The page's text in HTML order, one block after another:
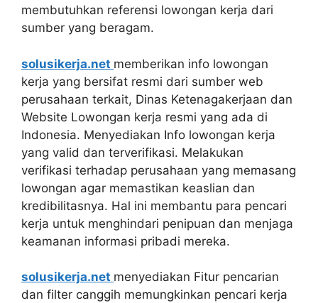
membutuhkan referensi lowongan kerja dari
sumber yang beragam.
solusikerja.net memberikan info lowongan
kerja yang bersifat resmi dari sumber web
perusahaan terkait, Dinas Ketenagakerjaan dan
Website Lowongan kerja resmi yang ada di
Indonesia. Menyediakan Info lowongan kerja
yang valid dan terverifikasi. Melakukan
verifikasi terhadap perusahaan yang memasang
lowongan agar memastikan keaslian dan
kredibilitasnya. Hal ini membantu para pencari
kerja untuk menghindari penipuan dan menjaga
keamanan informasi pribadi mereka.
solusikerja.net menyediakan Fitur pencarian
dan filter canggih memungkinkan pencari kerja